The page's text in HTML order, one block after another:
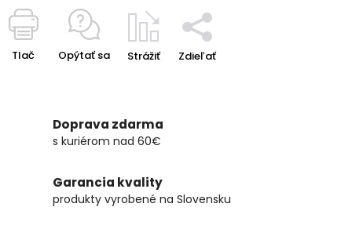
Tlač Opýtať sa Strážiť Zdieľať
Doprava zdarma
s kuriérom nad 60€
Garancia kvality
produkty vyrobené na Slovensku